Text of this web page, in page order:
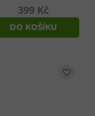
399 Kč
DO KOŠÍKU